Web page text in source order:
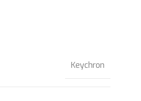
Keychron